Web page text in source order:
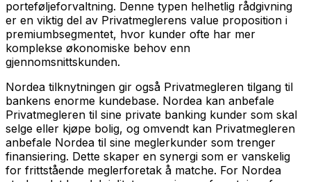
porteføljeforvaltning. Denne typen helhetlig rådgivning
er en viktig del av Privatmeglerens value proposition i
premiumbsegmentet, hvor kunder ofte har mer
komplekse økonomiske behov enn
gjennomsnittskunden.
Nordea tilknytningen gir også Privatmegleren tilgang til
bankens enorme kundebase. Nordea kan anbefale
Privatmegleren til sine private banking kunder som skal
selge eller kjøpe bolig, og omvendt kan Privatmegleren
anbefale Nordea til sine meglerkunder som trenger
finansiering. Dette skaper en synergi som er vanskelig
for frittstående meglerforetak å matche. For Nordea